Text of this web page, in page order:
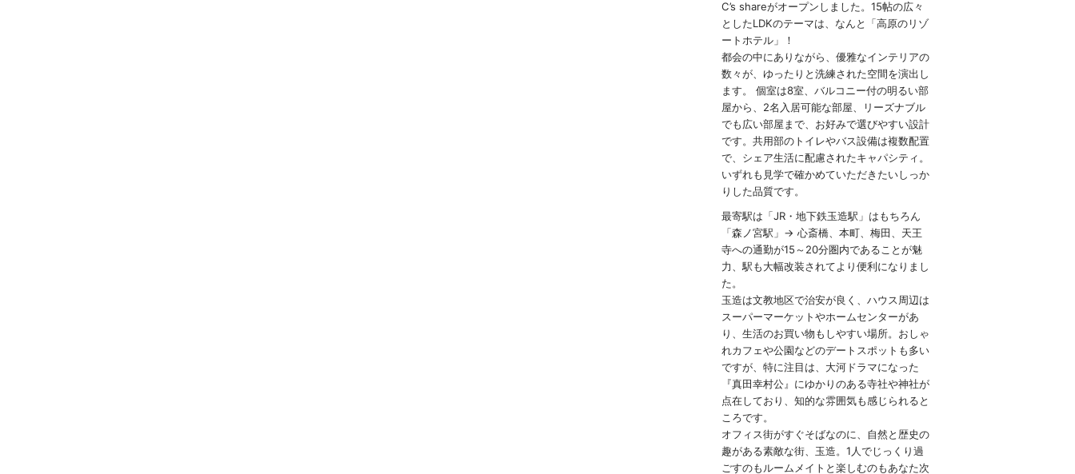
C’s shareがオープンしました。15帖の広々
としたLDKのテーマは、なんと「高原のリゾ
ートホテル」！
都会の中にありながら、優雅なインテリアの
数々が、ゆったりと洗練された空間を演出し
ます。 個室は8室、バルコニー付の明るい部
屋から、2名入居可能な部屋、リーズナブル
でも広い部屋まで、お好みで選びやすい設計
です。共用部のトイレやバス設備は複数配置
で、シェア生活に配慮されたキャパシティ。
いずれも見学で確かめていただきたいしっか
りした品質です。
最寄駅は「JR・地下鉄玉造駅」はもちろん
「森ノ宮駅」→ 心斎橋、本町、梅田、天王
寺への通勤が15～20分圏内であることが魅
力、駅も大幅改装されてより便利になりまし
た。
玉造は文教地区で治安が良く、ハウス周辺は
スーパーマーケットやホームセンターがあ
り、生活のお買い物もしやすい場所。おしゃ
れカフェや公園などのデートスポットも多い
ですが、特に注目は、大河ドラマになった
『真田幸村公』にゆかりのある寺社や神社が
点在しており、知的な雰囲気も感じられると
ころです。
オフィス街がすぐそばなのに、自然と歴史の
趣がある素敵な街、玉造。1人でじっくり過
ごすのもルームメイトと楽しむのもあなた次